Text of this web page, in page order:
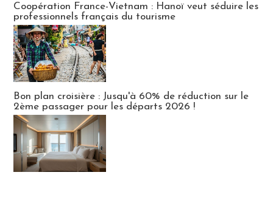
Coopération France-Vietnam : Hanoï veut séduire les
professionnels français du tourisme
Bon plan croisière : Jusqu'à 60% de réduction sur le
2ème passager pour les départs 2026 !